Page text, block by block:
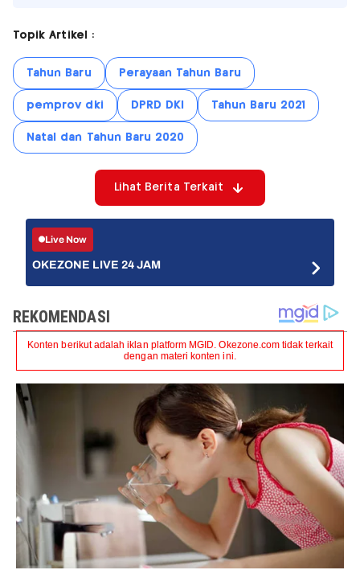
Topik Artikel :
Tahun Baru Perayaan Tahun Baru
pemprov dki DPRD DKI Tahun Baru 2021
Natal dan Tahun Baru 2020
Lihat Berita Terkait
Live Now
OKEZONE LIVE 24 JAM